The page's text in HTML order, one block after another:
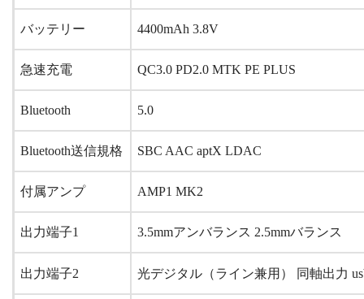
バッテリー 4400mAh 3.8V
急速充電 QC3.0 PD2.0 MTK PE PLUS
Bluetooth 5.0
Bluetooth送信規格 SBC AAC aptX LDAC
付属アンプ AMP1 MK2
出力端子1 3.5mmアンバランス 2.5mmバランス
出力端子2 光デジタル（ライン兼用） 同軸出力